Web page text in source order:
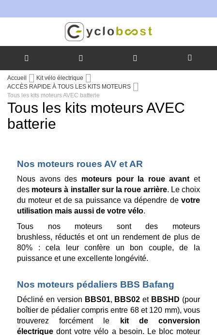
Allez
au
contenu
Accueil
Kit vélo électrique
ACCÈS RAPIDE À TOUS LES KITS MOTEURS
Tous les kits moteurs AVEC batterie
Tous les kits moteurs AVEC
batterie
Nos moteurs roues AV et AR
Nous avons des moteurs pour la roue avant et
des moteurs à installer sur la roue arrière. Le choix
du moteur et de sa puissance va dépendre de votre
utilisation mais aussi de votre vélo.
Tous nos moteurs sont des moteurs
brushless, réductés et ont un rendement de plus de
80% : cela leur confère un bon couple, de la
puissance et une excellente longévité.
Nos moteurs pédaliers BBS Bafang
Décliné en version BBS01, BBS02 et BBSHD (pour
boîtier de pédalier compris entre 68 et 120 mm), vous
trouverez forcément le
kit de conversion
électrique dont votre vélo a besoin. Le bloc moteur